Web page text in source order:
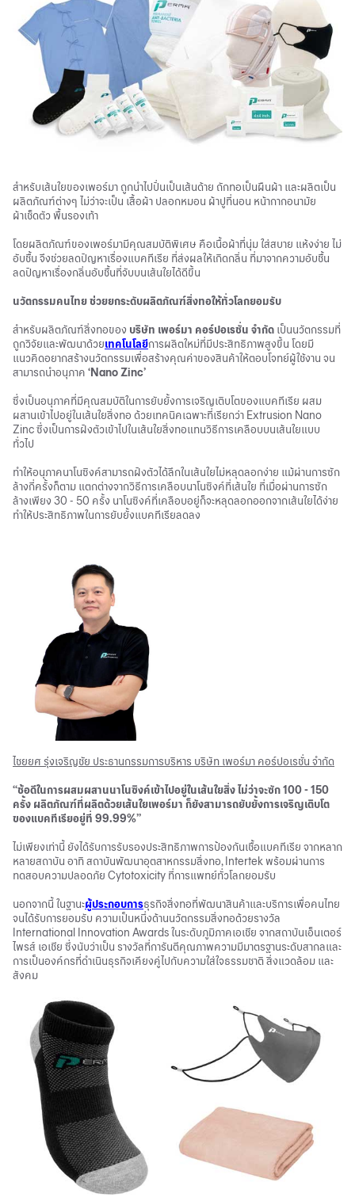
สำหรับเส้นใยของเพอร์มา ถูกนำไปปั่นเป็นเส้นด้าย ถักทอเป็นผืนผ้า และผลิตเป็น
ผลิตภัณฑ์ต่างๆ ไม่ว่าจะเป็น เสื้อผ้า ปลอกหมอน ผ้าปูที่นอน หน้ากากอนามัย
ผ้าเช็ดตัว พื้นรองเท้า
โดยผลิตภัณฑ์ของเพอร์มามีคุณสมบัติพิเศษ คือเนื้อผ้าที่นุ่ม ใส่สบาย แห้งง่าย ไม่
อับชื้น จึงช่วยลดปัญหาเรื่องแบคทีเรีย ที่ส่งผลให้เกิดกลิ่น ที่มาจากความอับชื้น
ลดปัญหาเรื่องกลิ่นอับชื้นที่จับบนเส้นใยได้ดีขึ้น
นวัตกรรมคนไทย ช่วยยกระดับผลิตภัณฑ์สิ่งทอให้ทั่วโลกยอมรับ
สำหรับผลิตภัณฑ์สิ่งทอของ บริษัท เพอร์มา คอร์ปอเรชั่น จำกัด เป็นนวัตกรรมที่
ถูกวิจัยและพัฒนาด้วยเทคโนโลยีการผลิตใหม่ที่มีประสิทธิภาพสูงขึ้น โดยมี
แนวคิดอยากสร้างนวัตกรรมเพื่อสร้างคุณค่าของสินค้าให้ตอบโจทย์ผู้ใช้งาน จน
สามารถนำอนุภาค ‘Nano Zinc’
ซึ่งเป็นอนุภาคที่มีคุณสมบัติในการยับยั้งการเจริญเติบโตของแบคทีเรีย ผสม
ผสานเข้าไปอยู่ในเส้นใยสิ่งทอ ด้วยเทคนิคเฉพาะที่เรียกว่า Extrusion Nano
Zinc ซึ่งเป็นการฝังตัวเข้าไปในเส้นใยสิ่งทอแทนวิธีการเคลือบบนเส้นใยแบบ
ทั่วไป
ทำให้อนุภาคนาโนซิงค์สามารถฝังตัวได้ลึกในเส้นใยไม่หลุดลอกง่าย แม้ผ่านการซัก
ล้างกี่ครั้งก็ตาม แตกต่างจากวิธีการเคลือบนาโนซิงค์ที่เส้นใย ที่เมื่อผ่านการซัก
ล้างเพียง 30 - 50 ครั้ง นาโนซิงค์ที่เคลือบอยู่ก็จะหลุดลอกออกจากเส้นใยได้ง่าย
ทำให้ประสิทธิภาพในการยับยั้งแบคทีเรียลดลง
ไชยยศ รุ่งเจริญชัย ประธานกรรมการบริหาร บริษัท เพอร์มา คอร์ปอเรชั่น จำกัด
“ช้อดีในการผสมผสานนาโนซิงค์เข้าไปอยู่ในเส้นใยสิ่ง ไม่ว่าจะซัก 100 - 150
ครั้ง ผลิตภัณฑ์ที่ผลิตด้วยเส้นใยเพอร์มา ก็ยังสามารถยับยั้งการเจริญเติบโต
ของแบคทีเรียอยู่ที่ 99.99%”
ไม่เพียงเท่านี้ ยังได้รับการรับรองประสิทธิภาพการป้องกันเชื้อแบคทีเรีย จากหลาก
หลายสถาบัน อาทิ สถาบันพัฒนาอุตสาหกรรมสิ่งทอ, Intertek พร้อมผ่านการ
ทดสอบความปลอดภัย Cytotoxicity ที่การแพทย์ทั่วโลกยอมรับ
นอกจากนี้ ในฐานะผู้ประกอบการธุรกิจสิ่งทอที่พัฒนาสินค้าและบริการเพื่อคนไทย
จนได้รับการยอมรับ ความเป็นหนึ่งด้านนวัตกรรมสิ่งทอด้วยรางวัล
International Innovation Awards ในระดับภูมิภาคเอเชีย จากสถาบันเอ็นเตอร์
ไพรส์ เอเชีย ซึ่งนับว่าเป็น รางวัลที่การันตีคุณภาพความมีมาตรฐานระดับสากลและ
การเป็นองค์กรที่ดำเนินธุรกิจเคียงคู่ไปกับความใส่ใจธรรมชาติ สิ่งแวดล้อม และ
สังคม